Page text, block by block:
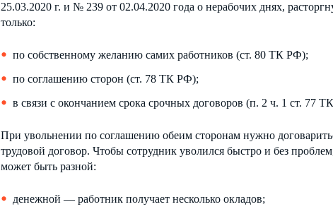
25.03.2020 г. и № 239 от 02.04.2020 года о нерабочих днях,
только:
по собственному желанию самих работников (ст. 80 ТК РФ);
по соглашению сторон (ст. 78 ТК РФ);
в связи с окончанием срока срочных договоров (п. 2 ч. 1 ст. 77
При увольнении по соглашению обеим сторонам нужно
трудовой договор. Чтобы сотрудник уволился быстро и без
может быть разной:
денежной — работник получает несколько окладов;